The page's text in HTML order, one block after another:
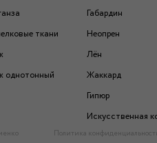
ткани
однотонный
Габардин
Неопрен
Лён
Жаккард
Гипюр
Искусственная
Политика